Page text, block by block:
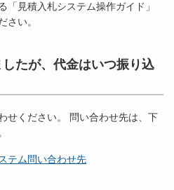
「見積入札システム操作ガイド」
さい。
たが、代金はいつ振り込
せください。 問い合わせ先は、下
テム問い合わせ先